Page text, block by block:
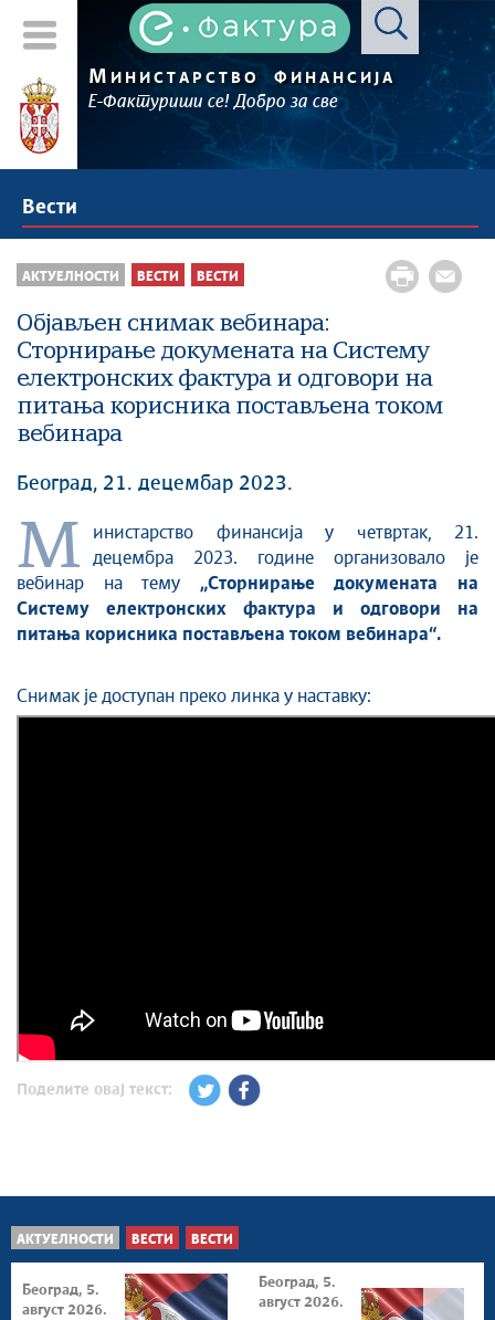
М ИНИСТАРСТВО ФИНАНСИЈА
Е-Фактуриши се! Добро за све
Вести
АКТУЕЛНОСТИ ВЕСТИ ВЕСТИ
Објављен снимак вебинара:
Сторнирање докумената на Систему
електронских фактура и одговори на
питања корисника постављена током
вебинара
Београд, 21. децембар 2023.
М
инистарство финансија у четвртак, 21.
децембра 2023. године организовало је
вебинар на тему „Сторнирање докумената на
Систему електронских фактура и одговори на
питања корисника постављена током вебинара“.
Снимак је доступан преко линка у наставку:
Поделите овај текст:
АКТУЕЛНОСТИ ВЕСТИ ВЕСТИ
Београд, 5.
август 2026.
Београд, 5.
август 2026.